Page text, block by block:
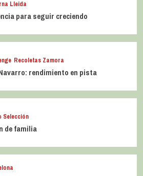
Lleida
para seguir creciendo
Recoletas Zamora
rendimiento en pista
Selección
de familia